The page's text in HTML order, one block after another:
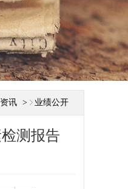
讯 > 业绩公开
测报告